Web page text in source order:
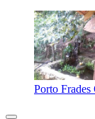
Porto